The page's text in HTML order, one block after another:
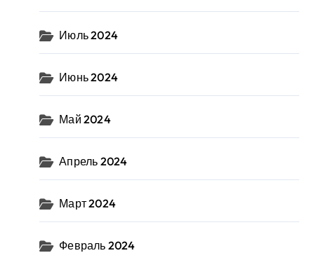
Июль 2024
Июнь 2024
Май 2024
Апрель 2024
Март 2024
Февраль 2024